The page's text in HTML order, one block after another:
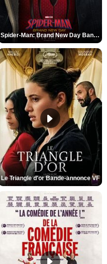
Spider-Man: Brand New Day Bande-annonce VO STFR
Le Triangle d'or Bande-annonce VF